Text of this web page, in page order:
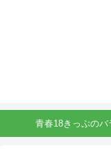
青春18きっぷの